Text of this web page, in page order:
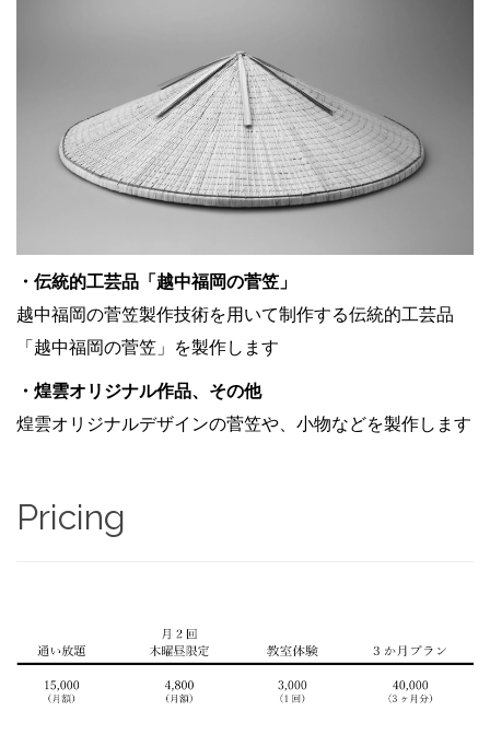
・伝統的工芸品「越中福岡の菅笠」
越中福岡の菅笠製作技術を用いて制作する伝統的工芸品
「越中福岡の菅笠」を製作します
・煌雲オリジナル作品、その他
煌雲オリジナルデザインの菅笠や、小物などを製作します
Pricing